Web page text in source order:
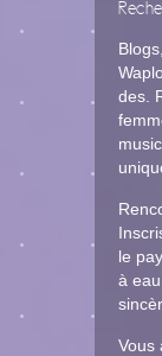
des.
le
à
Vous